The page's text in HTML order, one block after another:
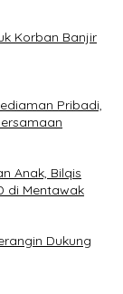
Korban Banjir
Pribadi,
Anak, Bilqis
di Mentawak
Dukung